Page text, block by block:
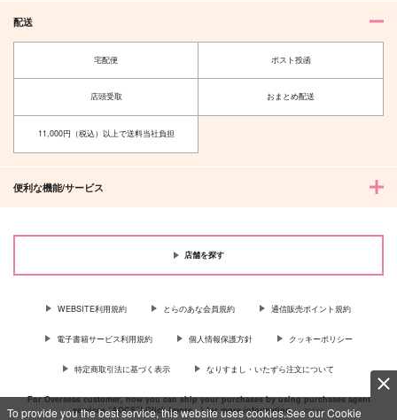
To provide you the best service, this website uses cookies.See our Cookie
Laugh away the Dark
よれよれの
1,430 円
サンプル
ワンダフルライフ２
629円
配送
宅配便 ポスト投函
店頭受取 おまとめ配送
11,000円（税込）以上で送料当社負担
便利な機能/サービス
店舗を探す
WEBSITE利用規約 とらのあな会員規約 通信販売ポイント規約
電子書籍サービス利用規約 個人情報保護方針 クッキーポリシー
特定商取引法に基づく表示 なりすまし・いたずら注文について
For Overseas customer, now you can ship your purchases by using purchases agent
services “AOCS”! Click {more…} for more information …more